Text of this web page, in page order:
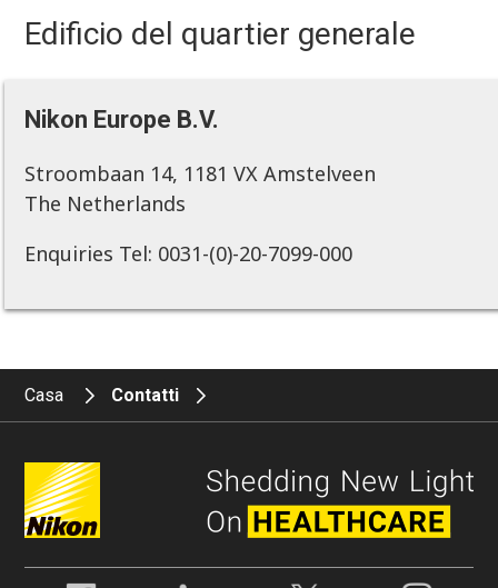
Edificio del quartier generale
Nikon Europe B.V.
Stroombaan 14, 1181 VX Amstelveen
The Netherlands
Enquiries Tel: 0031-(0)-20-7099-000
Casa Contatti